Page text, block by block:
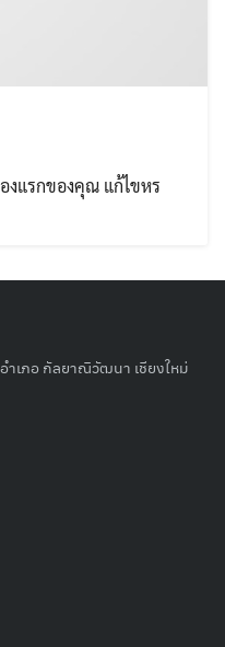
งแรกของคุณ แก้ไขหร
ำเภอ กัลยาณิวัฒนา เชียงใหม่